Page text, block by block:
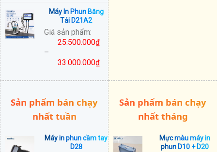
giá:
36.750.000₫
38.500.000₫
Máy In Phun Băng
Tải D21A2
Giá sản phẩm:
25.500.000₫
–
33.000.000₫
giá:
25.500.000₫
đến
Sản phẩm bán chạy
nhất tuần
Máy in phun cầm tay
D28
Sản phẩm bán chạy
nhất tháng
Mực màu máy in
phun D10 + D20